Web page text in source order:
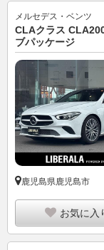
メルセデス・ベンツ
CLAクラス
ブパッケージ
鹿児島県鹿児島市
お気に入